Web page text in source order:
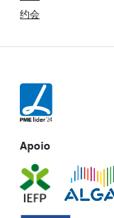
约会
Apoio